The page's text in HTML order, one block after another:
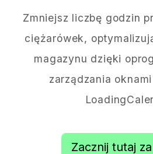
Zmniejsz liczbę godzin
ciężarówek,
magazynu dzięki
zarządzania
Zacznij tutaj